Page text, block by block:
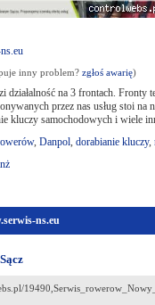
inny problem? zgłoś awarię)
działalność na 3 frontach. Fronty
przez nas usług stoi
kluczy samochodowych i wiele
, Danpol, dorabianie kluczy,
ns.eu